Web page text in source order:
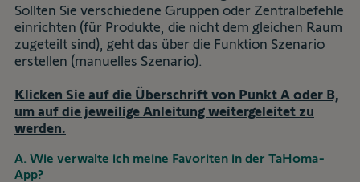
Sollten Sie verschiedene Gruppen oder Zentralbefehle
einrichten (für Produkte, die nicht dem gleichen Raum
zugeteilt sind), geht das über die Funktion Szenario
erstellen (manuelles Szenario).
Klicken Sie auf die Überschrift von Punkt A oder B,
um auf die jeweilige Anleitung weitergeleitet zu
werden.
A. Wie verwalte ich meine Favoriten in der TaHoma-
App?